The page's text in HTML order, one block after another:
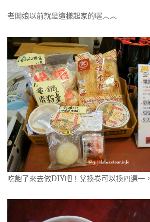
老闆娘以前就是這樣起家的喔︿︿
吃飽了來去做DIY吧！兌換卷可以換四選一，